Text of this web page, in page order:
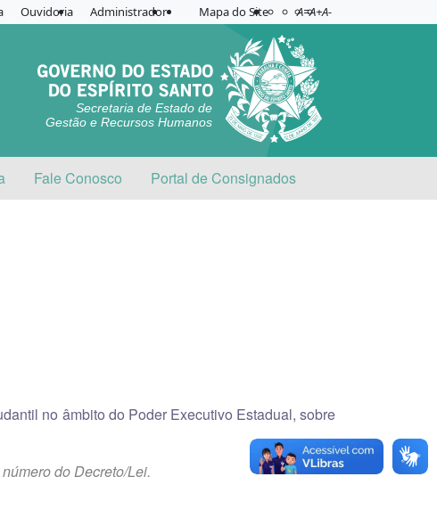
Ouvidoria Administrador Mapa do Site Acessibilidade
Aplicar contraste
A=A+A-
Secretaria de Estado de
Gestão e Recursos Humanos
Fale Conosco Portal de Consignados
no âmbito do Poder Executivo Estadual, sobre
do Decreto/Lei.